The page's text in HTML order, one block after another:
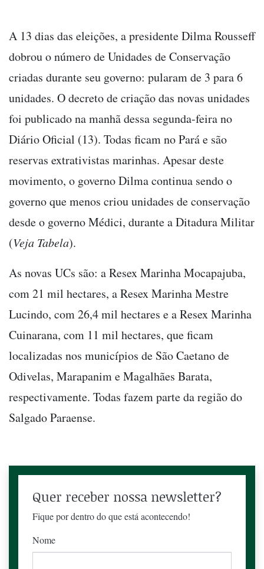
A 13 dias das eleições, a presidente Dilma Rousseff
dobrou o número de Unidades de Conservação
criadas durante seu governo: pularam de 3 para 6
unidades. O decreto de criação das novas unidades
foi publicado na manhã dessa segunda-feira no
Diário Oficial (13). Todas ficam no Pará e são
reservas extrativistas marinhas. Apesar deste
movimento, o governo Dilma continua sendo o
governo que menos criou unidades de conservação
desde o governo Médici, durante a Ditadura Militar
(Veja Tabela).
As novas UCs são: a Resex Marinha Mocapajuba,
com 21 mil hectares, a Resex Marinha Mestre
Lucindo, com 26,4 mil hectares e a Resex Marinha
Cuinarana, com 11 mil hectares, que ficam
localizadas nos municípios de São Caetano de
Odivelas, Marapanim e Magalhães Barata,
respectivamente. Todas fazem parte da região do
Salgado Paraense.
Quer receber nossa newsletter?
Fique por dentro do que está acontecendo!
Nome